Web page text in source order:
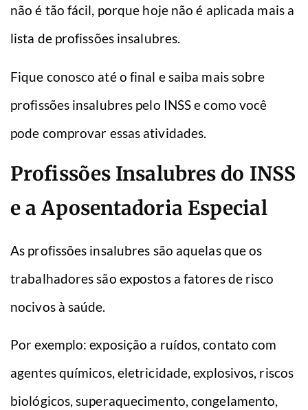
não é tão fácil, porque hoje não é aplicada mais a
lista de profissões insalubres.
Fique conosco até o final e saiba mais sobre
profissões insalubres pelo INSS e como você
pode comprovar essas atividades.
Profissões Insalubres do INSS
e a Aposentadoria Especial
As profissões insalubres são aquelas que os
trabalhadores são expostos a fatores de risco
nocivos à saúde.
Por exemplo: exposição a ruídos, contato com
agentes químicos, eletricidade, explosivos, riscos
biológicos, superaquecimento, congelamento,